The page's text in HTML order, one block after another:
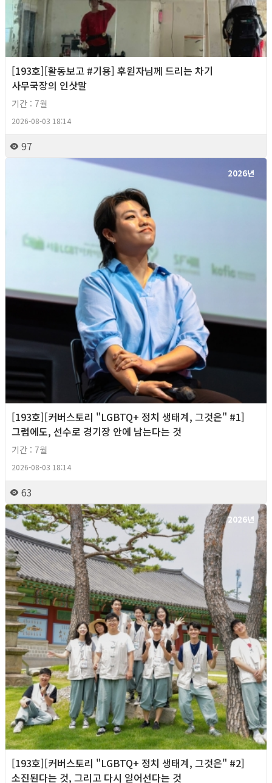
[193호][활동보고 #기용] 후원자님께 드리는 차기
사무국장의 인삿말
기간 : 7월
2026-08-03 18:14
97
2026년
[193호][커버스토리 "LGBTQ+ 정치 생태계, 그것은" #1]
그럼에도, 선수로 경기장 안에 남는다는 것
기간 : 7월
2026-08-03 18:14
63
2026년
[193호][커버스토리 "LGBTQ+ 정치 생태계, 그것은" #2]
소진된다는 것, 그리고 다시 일어선다는 것